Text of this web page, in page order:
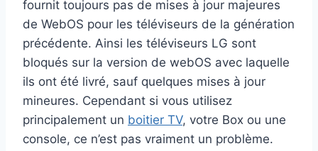
fournit toujours pas de mises à jour majeures
de WebOS pour les téléviseurs de la génération
précédente. Ainsi les téléviseurs LG sont
bloqués sur la version de webOS avec laquelle
ils ont été livré, sauf quelques mises à jour
mineures. Cependant si vous utilisez
principalement un boitier TV, votre Box ou une
console, ce n’est pas vraiment un problème.